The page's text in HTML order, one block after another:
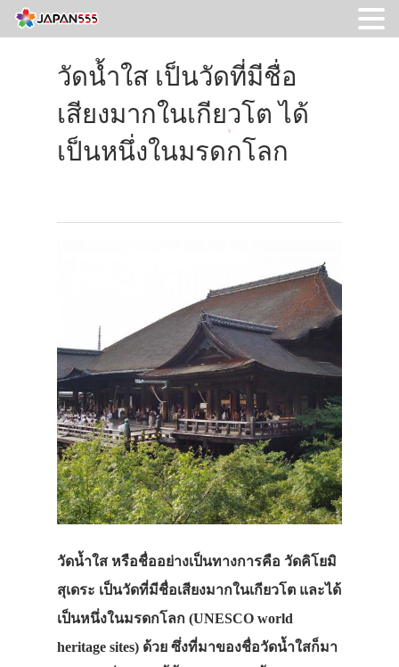
วัดน้ำใส เป็นวัดที่มีชื่อ
เสียงมากในเกียวโต ได้
เป็นหนึ่งในมรดกโลก
วัดน้ำใส หรือชื่ออย่างเป็นทางการคือ วัดคิโยมิ
สุเดระ เป็นวัดที่มีชื่อเสียงมากในเกียวโต และได้
เป็นหนึ่งในมรดกโลก (UNESCO world
heritage sites) ด้วย ซึ่งที่มาของชื่อวัดน้ำใสก็มา